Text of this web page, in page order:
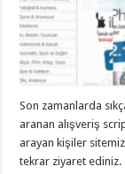
taşımacılık,
evden
taşımacılık,
gaziantep
evden
gaziantep
evden
taşımacılık
gaziantep
Son zamanlarda
aranan alışveriş
arayan kişiler
tekrar ziyaret ediniz.